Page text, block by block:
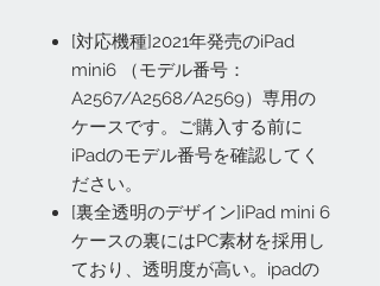
[対応機種]2021年発売のiPad
mini6 （モデル番号：
A2567/A2568/A2569）専用の
ケースです。ご購入する前に
iPadのモデル番号を確認してく
ださい。
[裏全透明のデザイン]iPad mini 6
ケースの裏にはPC素材を採用し
ており、透明度が高い。ipadの